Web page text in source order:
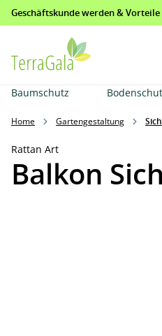
Zur Hauptnavigation
Geschäftskunde werden &
Baumschutz
Home Gartengestaltung
Rattan Art
Balkon